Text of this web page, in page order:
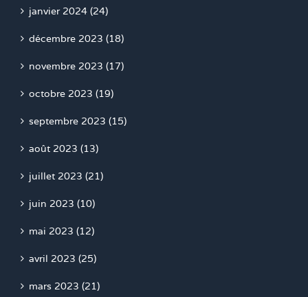
janvier 2024 (24)
décembre 2023 (18)
novembre 2023 (17)
octobre 2023 (19)
septembre 2023 (15)
août 2023 (13)
juillet 2023 (21)
juin 2023 (10)
mai 2023 (12)
avril 2023 (25)
mars 2023 (21)